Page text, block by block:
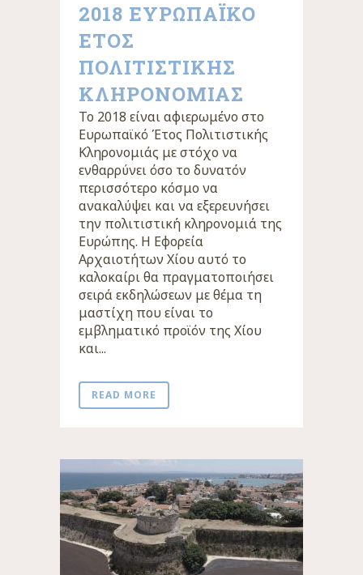
2018 ΕΥΡΩΠΑΪΚΟ
ΕΤΟΣ
ΠΟΛΙΤΙΣΤΙΚΗΣ
ΚΛΗΡΟΝΟΜΙΑΣ
Το 2018 είναι αφιερωμένο στο
Ευρωπαϊκό Έτος Πολιτιστικής
Κληρονομιάς με στόχο να
ενθαρρύνει όσο το δυνατόν
περισσότερο κόσμο να
ανακαλύψει και να εξερευνήσει
την πολιτιστική κληρονομιά της
Ευρώπης. Η Εφορεία
Αρχαιοτήτων Χίου αυτό το
καλοκαίρι θα πραγματοποιήσει
σειρά εκδηλώσεων με θέμα τη
μαστίχη που είναι το
εμβληματικό προϊόν της Χίου
και...
READ MORE